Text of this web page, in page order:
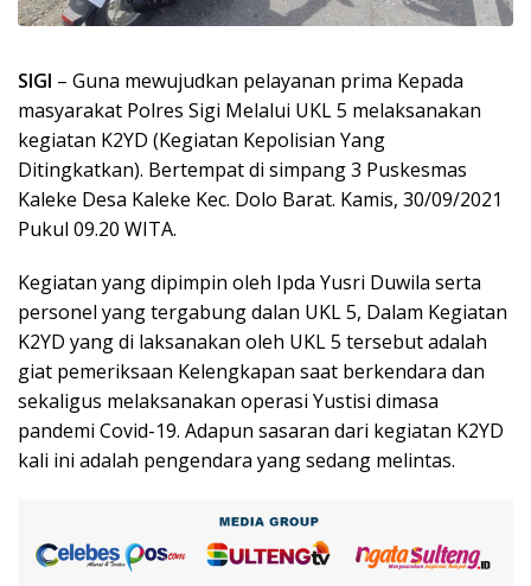
SIGI – Guna mewujudkan pelayanan prima Kepada
masyarakat Polres Sigi Melalui UKL 5 melaksanakan
kegiatan K2YD (Kegiatan Kepolisian Yang
Ditingkatkan). Bertempat di simpang 3 Puskesmas
Kaleke Desa Kaleke Kec. Dolo Barat. Kamis, 30/09/2021
Pukul 09.20 WITA.
Kegiatan yang dipimpin oleh Ipda Yusri Duwila serta
personel yang tergabung dalan UKL 5, Dalam Kegiatan
K2YD yang di laksanakan oleh UKL 5 tersebut adalah
giat pemeriksaan Kelengkapan saat berkendara dan
sekaligus melaksanakan operasi Yustisi dimasa
pandemi Covid-19. Adapun sasaran dari kegiatan K2YD
kali ini adalah pengendara yang sedang melintas.